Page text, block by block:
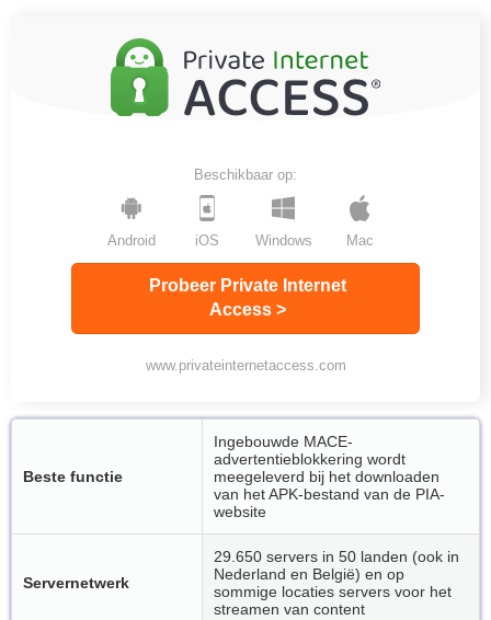
Beschikbaar op:
Windows Mac
Android iOS
Probeer Private Internet
Access >
www.privateinternetaccess.com
Beste functie
Ingebouwde MACE-
advertentieblokkering wordt
meegeleverd bij het downloaden
van het APK-bestand van de PIA-
website
Servernetwerk
29.650 servers in 50 landen (ook in
Nederland en België) en op
sommige locaties servers voor het
streamen van content